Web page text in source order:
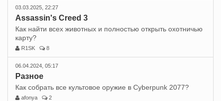
03.03.2025, 22:27
Assassin's Creed 3
Как найти всех животных и полностью открыть охотничью
карту?
R1SK 8
06.04.2024, 05:17
Разное
Как собрать все культовое оружие в Cyberpunk 2077?
afonya 2